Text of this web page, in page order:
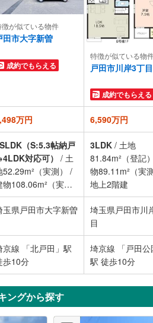
徴が似ている物件
田市大字新曽
成約でもらえる
特徴が似ている物
戸田市川岸3丁目
成約でもらえる
万円 6,590万円
（S:5.3帖納戸
対応可） / 土
52.29m²（実測）
/
物108.06m²（実
）/地上3階
3LDK / 土地
81.84m²（登記
物89.11m²（実
地上2階建
玉県戸田市大字新曽
埼玉県戸田市川
目
京線 「北戸田」駅
歩10分
埼京線 「戸田公
駅 徒歩10分
ングから探す